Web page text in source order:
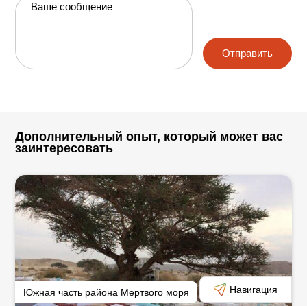
Ваше сообщение
Отправить
Дополнительный опыт, который может вас
заинтересовать
Южная часть района Мертвого моря Навигация